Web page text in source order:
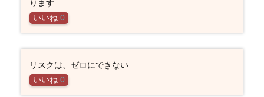
ります
いいね 0
リスクは、ゼロにできない
いいね 0